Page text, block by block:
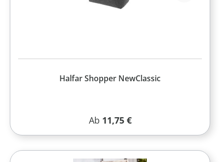
Halfar Shopper NewClassic
Regulärer Preis:
Ab 11,75 €